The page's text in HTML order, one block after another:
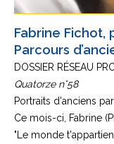
Fabrine Fichot,
Parcours
DOSSIER RÉSEAU
Quatorze n°58
Portraits d'anciens
Ce mois-ci, Fabrine
"Le monde